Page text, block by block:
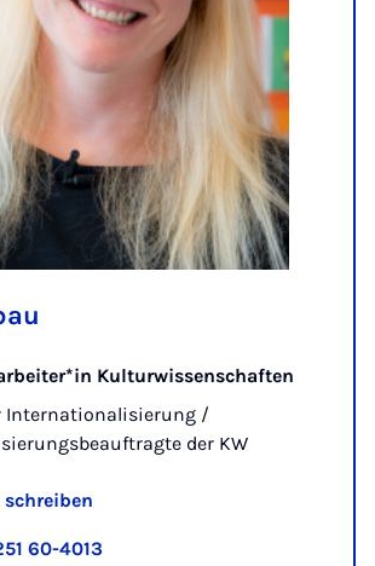
Kulturwissenschaften
Internationalisierung /
der KW
schreiben
60-4013